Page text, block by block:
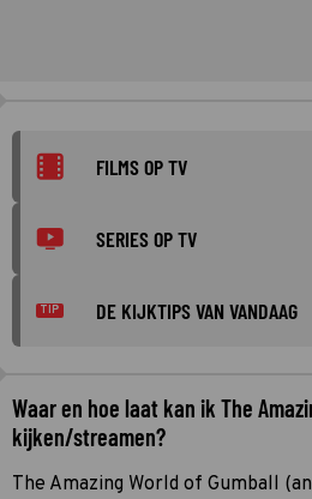
FILMS OP TV
SERIES OP TV
TIP DE KIJKTIPS VAN VANDAAG
Waar en hoe laat kan ik The
kijken/streamen?
The Amazing World of Gumball